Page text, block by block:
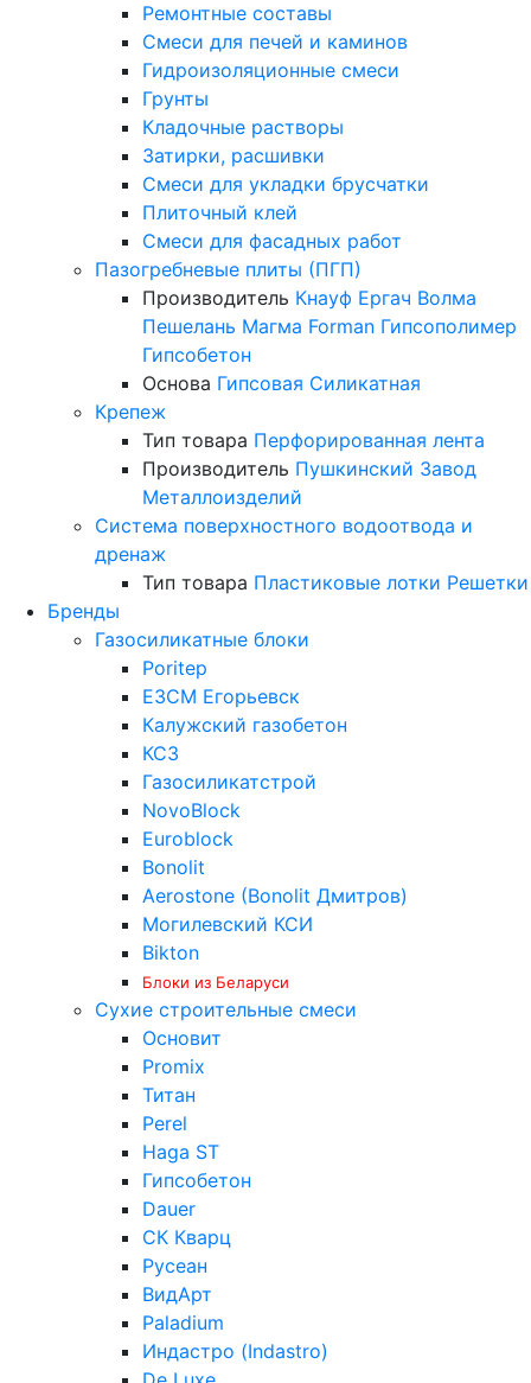
Ремонтные составы
Смеси для печей и каминов
Гидроизоляционные смеси
Грунты
Кладочные растворы
Затирки, расшивки
Смеси для укладки брусчатки
Плиточный клей
Смеси для фасадных работ
Пазогребневые плиты (ПГП)
Производитель Кнауф Ергач Волма
Пешелань Магма Forman Гипсополимер
Гипсобетон
Основа Гипсовая Силикатная
Крепеж
Тип товара Перфорированная лента
Производитель Пушкинский Завод
Металлоизделий
Система поверхностного водоотвода и
дренаж
Тип товара Пластиковые лотки Решетки
Бренды
Газосиликатные блоки
Poritep
ЕЗСМ Егорьевск
Калужский газобетон
КСЗ
Газосиликатстрой
NovoBlock
Euroblock
Bonolit
Aerostone (Bonolit Дмитров)
Могилевский КСИ
Bikton
Блоки из Беларуси
Сухие строительные смеси
Основит
Promix
Титан
Perel
Haga ST
Гипсобетон
Dauer
СК Кварц
Русеан
ВидАрт
Paladium
Индастро (Indastro)